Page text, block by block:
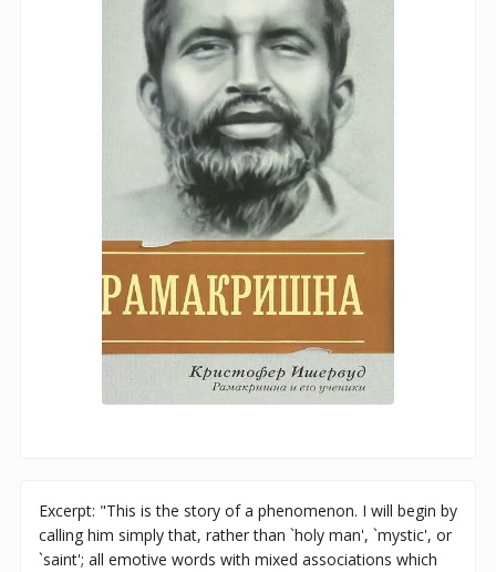
Excerpt: "This is the story of a phenomenon. I will begin by
calling him simply that, rather than `holy man', `mystic', or
`saint'; all emotive words with mixed associations which